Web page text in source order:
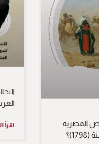
المصرية
اقرأ